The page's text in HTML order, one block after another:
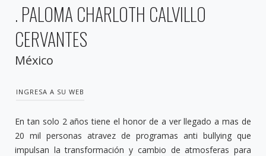
. PALOMA CHARLOTH CALVILLO
CERVANTES
México
INGRESA A SU WEB
En tan solo 2 años tiene el honor de a ver llegado a mas de
20 mil personas atravez de programas anti bullying que
impulsan la transformación y cambio de atmosferas para